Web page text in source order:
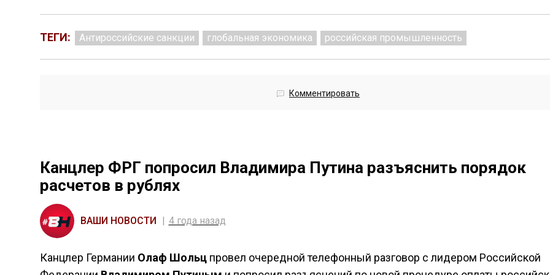
ТЕГИ: Антироссийские санкции глобальная экономика российская промышленность
Комментировать
Канцлер ФРГ попросил Владимира Путина разъяснить порядок
расчетов в рублях
ВАШИ НОВОСТИ 4 года назад
Канцлер Германии Олаф Шольцпровел очередной телефонный разговор с лидером Российской